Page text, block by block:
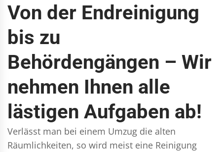
Von der Endreinigung
bis zu
Behördengängen – Wir
nehmen Ihnen alle
lästigen Aufgaben ab!
Verlässt man bei einem Umzug die alten
Räumlichkeiten, so wird meist eine Reinigung